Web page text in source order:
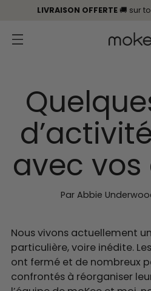
LIVRAISON OFFERTE 🚚 sur
avec
Par Abbie
Nous vivons actuellement
particulière, voire inédite.
ont fermé et de nombreux
confrontés à réorganiser